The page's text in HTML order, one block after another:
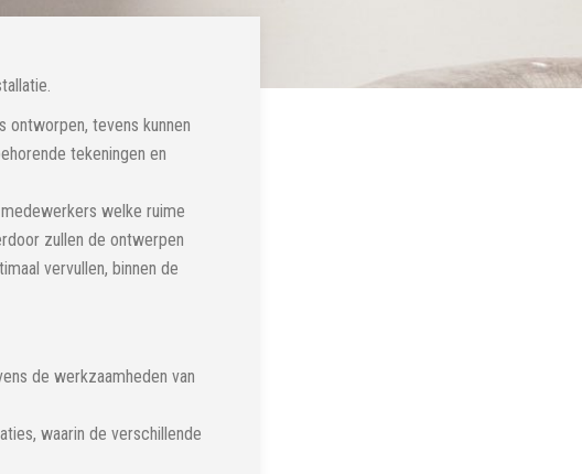
ontworpen, tevens kunnen
tekeningen en
welke ruime
zullen de ontwerpen
vervullen, binnen de
de werkzaamheden van
waarin de verschillende